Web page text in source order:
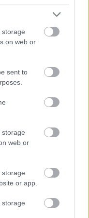
storage
on web or
sent to
storage
web or
storage
or app.
storage
és négy
- a fantom